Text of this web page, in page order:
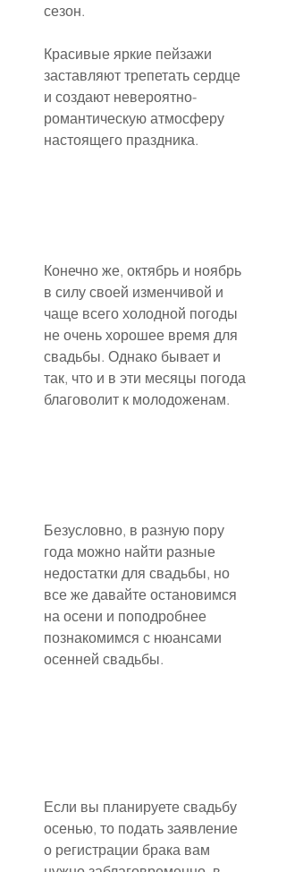
сезон.
Красивые яркие пейзажи
заставляют трепетать сердце
и создают невероятно-
романтическую атмосферу
настоящего праздника.
Конечно же, октябрь и ноябрь
в силу своей изменчивой и
чаще всего холодной погоды
не очень хорошее время для
свадьбы. Однако бывает и
так, что и в эти месяцы погода
благоволит к молодоженам.
Безусловно, в разную пору
года можно найти разные
недостатки для свадьбы, но
все же давайте остановимся
на осени и поподробнее
познакомимся с нюансами
осенней свадьбы.
Если вы планируете свадьбу
осенью, то подать заявление
о регистрации брака вам